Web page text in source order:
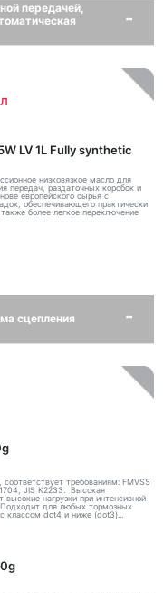
передачей,
LV 1L Fully synthetic
низковязкое масло для
передач, раздаточных коробок и
европейского сырья с
обеспечивающего практически
более легкое переключение
сцепления
требованиям: FMVSS
JIS K2233. Высокая
нагрузки при интенсивной
для любых тормозных
классом dot4 и ниже (dot3)...